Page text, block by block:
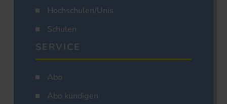
Hochschulen/Unis
Schulen
SERVICE
Abo
Abo kündigen